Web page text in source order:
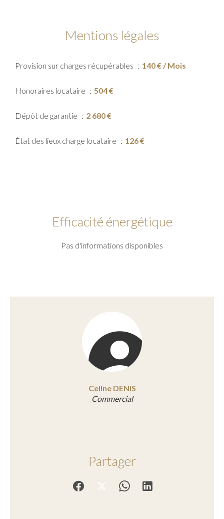
Mentions légales
Provision sur charges récupérables 140 € / Mois
Honoraires locataire 504 €
Dépôt de garantie 2 680 €
État des lieux charge locataire 126 €
Efficacité énergétique
Pas d'informations disponibles
Celine DENIS
Commercial
Partager